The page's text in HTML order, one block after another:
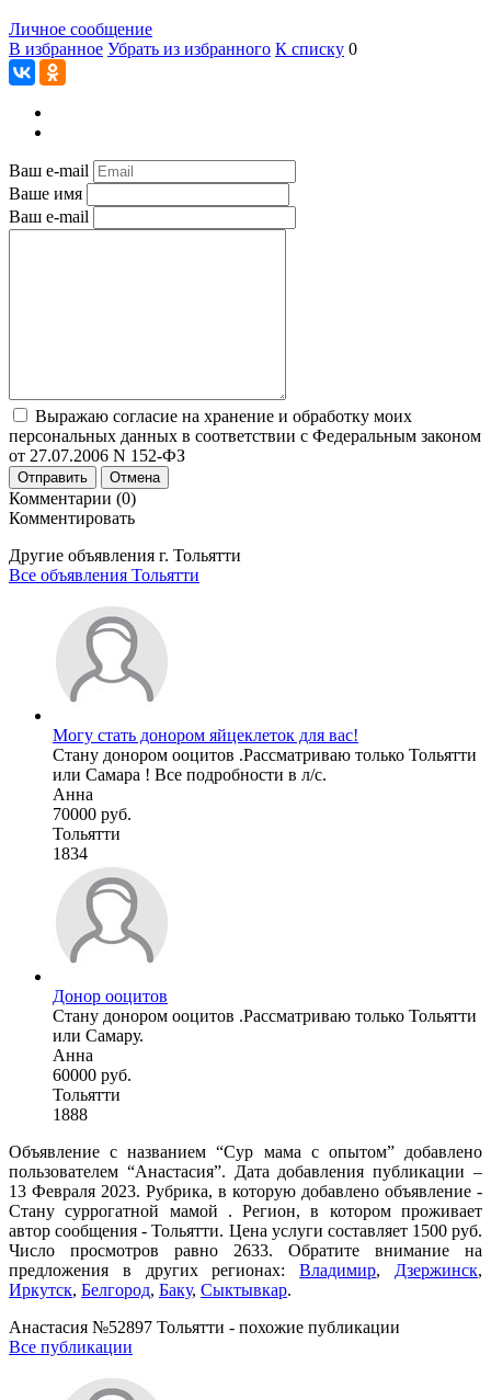
Личное сообщение
В избранное Убрать из избранного К списку 0
Ваш e-mail
Ваше имя
Ваш e-mail
Выражаю согласие на хранение и обработку моих
персональных данных в соответствии с Федеральным законом
от 27.07.2006 N 152-ФЗ
Отправить Отмена
Комментарии (0)
Комментировать
Другие объявления г. Тольятти
Все объявления Тольятти
Могу стать донором яйцеклеток для вас!
Стану донором ооцитов .Рассматриваю только Тольятти
или Самара ! Все подробности в л/с.
Анна
70000 руб.
Тольятти
1834
Донор ооцитов
Стану донором ооцитов .Рассматриваю только Тольятти
или Самару.
Анна
60000 руб.
Тольятти
1888
Объявление с названием “Сур мама с опытом” добавлено
пользователем “Анастасия”. Дата добавления публикации –
13 Февраля 2023. Рубрика, в которую добавлено объявление -
Cтану суррогатной мамой . Регион, в котором проживает
автор сообщения - Тольятти. Цена услуги составляет 1500 руб.
Число просмотров равно 2633. Обратите внимание на
предложения в других регионах:Владимир, Дзержинск,
Иркутск, Белгород, Баку, Сыктывкар.
Анастасия №52897 Тольятти - похожие публикации
Все публикации